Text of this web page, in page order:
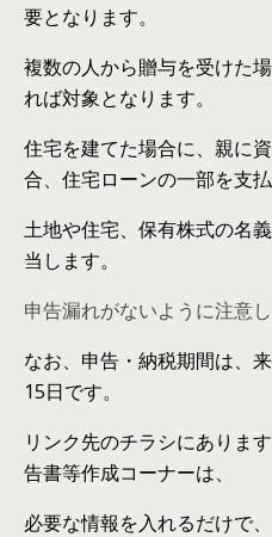
要となります。
複数の人から贈与を受けた
れば対象となります。
住宅を建てた場合に、親に
合、住宅ローンの一部を支
土地や住宅、保有株式の名
当します。
申告漏れがないように注意し
なお、申告・納税期間は、
15日です。
リンク先のチラシにありま
告書等作成コーナーは、
必要な情報を入れるだけで